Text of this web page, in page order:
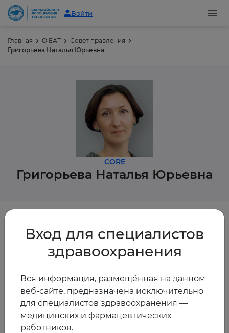
Войти
Главная О ЕАТ
Совет правления
Григорьева Наталья Юрьевна
CORE
Григорьева Наталья Юрьевна
Доктор медицинских наук, доцент, профессор
кафедрой клинической медицины Института
исследовательский Нижегородский государственный
университет им. Н.И. Лобачевского», председатель
Нижегородского отделения Евразийской ассоциации
терапевтов, г. Нижний Новгород
Вход для специалистов
здравоохранения
Вся информация, размещённая на данном
веб-сайте, предназначена исключительно
для специалистов здравоохранения —
медицинских и фармацевтических
работников.